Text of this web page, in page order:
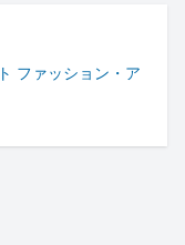
ファッション・ア